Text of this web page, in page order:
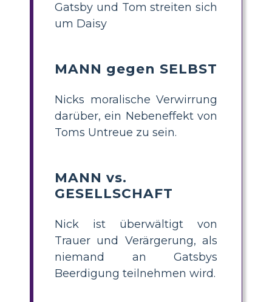
Gatsby und Tom streiten sich
um Daisy
MANN gegen SELBST
Nicks moralische Verwirrung
darüber, ein Nebeneffekt von
Toms Untreue zu sein.
MANN vs.
GESELLSCHAFT
Nick ist überwältigt von
Trauer und Verärgerung, als
niemand an Gatsbys
Beerdigung teilnehmen wird.